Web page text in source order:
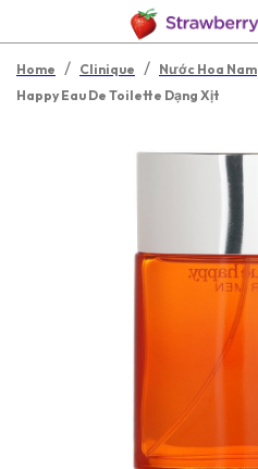
Home / Clinique / Nước Hoa Nam
Happy Eau De Toilette Dạng Xịt